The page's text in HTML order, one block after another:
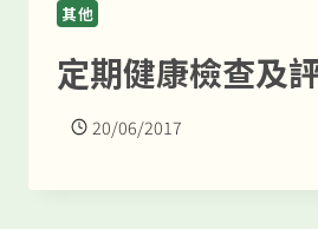
其他
定期健康檢查及
20/06/2017